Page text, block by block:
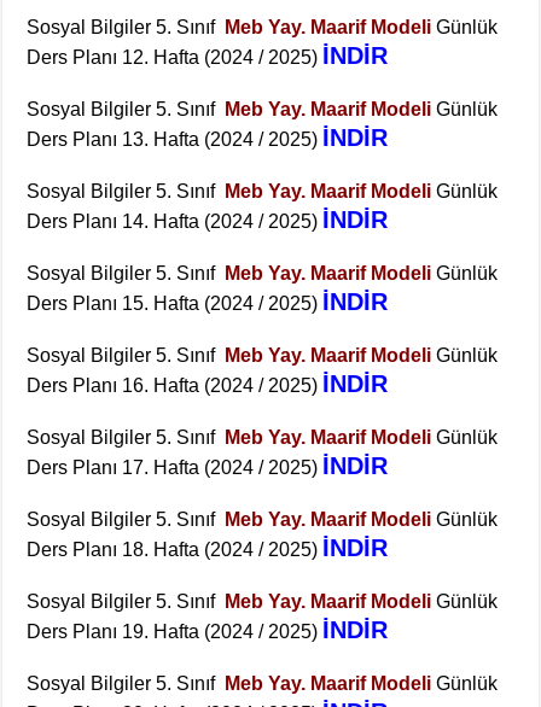
Sosyal Bilgiler 5. Sınıf Meb Yay. Maarif Modeli Günlük
Ders Planı 12. Hafta (2024 / 2025) İNDİR
Sosyal Bilgiler 5. Sınıf Meb Yay. Maarif Modeli Günlük
Ders Planı 13. Hafta (2024 / 2025) İNDİR
Sosyal Bilgiler 5. Sınıf Meb Yay. Maarif Modeli Günlük
Ders Planı 14. Hafta (2024 / 2025) İNDİR
Sosyal Bilgiler 5. Sınıf Meb Yay. Maarif Modeli Günlük
Ders Planı 15. Hafta (2024 / 2025) İNDİR
Sosyal Bilgiler 5. Sınıf Meb Yay. Maarif Modeli Günlük
Ders Planı 16. Hafta (2024 / 2025) İNDİR
Sosyal Bilgiler 5. Sınıf Meb Yay. Maarif Modeli Günlük
Ders Planı 17. Hafta (2024 / 2025) İNDİR
Sosyal Bilgiler 5. Sınıf Meb Yay. Maarif Modeli Günlük
Ders Planı 18. Hafta (2024 / 2025) İNDİR
Sosyal Bilgiler 5. Sınıf Meb Yay. Maarif Modeli Günlük
Ders Planı 19. Hafta (2024 / 2025) İNDİR
Sosyal Bilgiler 5. Sınıf Meb Yay. Maarif Modeli Günlük